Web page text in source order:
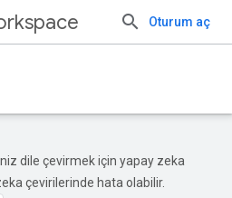
Oturum aç
dile çevirmek için yapay zeka
çevirilerinde hata olabilir.